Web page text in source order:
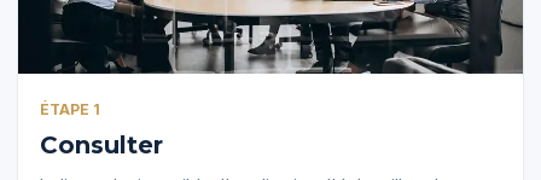
ÉTAPE 1
Consulter